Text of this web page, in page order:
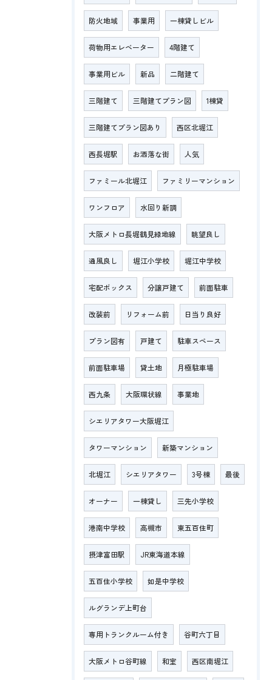
防火地域 事業用 一棟貸しビル
荷物用エレベーター 4階建て
事業用ビル 新品 二階建て
三階建て 三階建てプラン図 1棟貸
三階建てプラン図あり 西区北堀江
西長堀駅 お洒落な街 人気
ファミール北堀江 ファミリーマンション
ワンフロア 水回り新調
大阪メトロ長堀鶴見緑地線 眺望良し
通風良し 堀江小学校 堀江中学校
宅配ボックス 分譲戸建て 前面駐車
改装前 リフォーム前 日当り良好
プラン図有 戸建て 駐車スペース
前面駐車場 貸土地 月極駐車場
西九条 大阪環状線 事業地
シエリアタワー大阪堀江
タワーマンション 新築マンション
北堀江 シエリアタワー 3号棟 最後
オーナー 一棟貸し 三先小学校
港南中学校 高槻市 東五百住町
摂津富田駅 JR東海道本線
五百住小学校 如是中学校
ルグランデ上町台
専用トランクルーム付き 谷町六丁目
大阪メトロ谷町線 和室 西区南堀江